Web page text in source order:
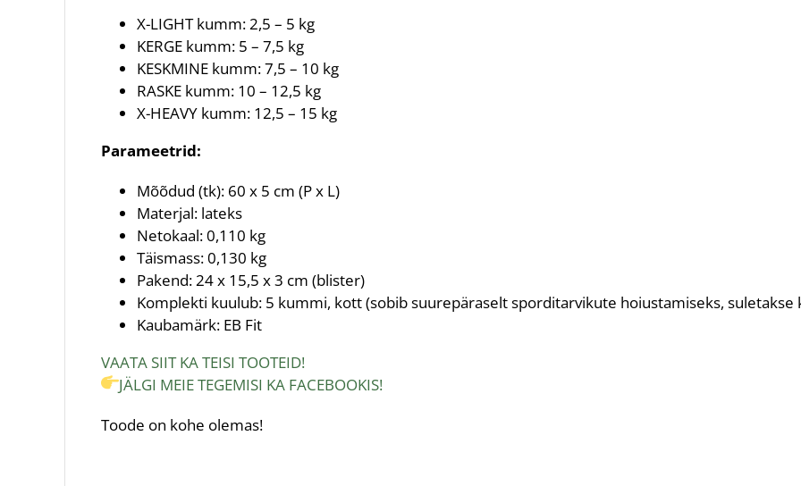
X-LIGHT kumm: 2,5 – 5 kg
KERGE kumm: 5 – 7,5 kg
KESKMINE kumm: 7,5 – 10 kg
RASKE kumm: 10 – 12,5 kg
X-HEAVY kumm: 12,5 – 15 kg
Parameetrid:
Mõõdud (tk): 60 x 5 cm (P x L)
Materjal: lateks
Netokaal: 0,110 kg
Täismass: 0,130 kg
Pakend: 24 x 15,5 x 3 cm (blister)
Komplekti kuulub: 5 kummi, kott (sobib suurepäraselt sporditarvikute hoiustamiseks, suletakse
Kaubamärk: EB Fit
VAATA SIIT KA TEISI TOOTEID!
JÄLGI MEIE TEGEMISI KA FACEBOOKIS!
Toode on kohe olemas!